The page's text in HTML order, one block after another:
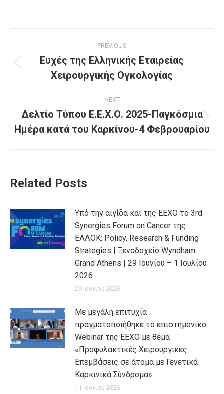
PREVIOUS
Ευχές της Ελληνικής Εταιρείας
Χειρουργικής Ογκολογίας
NEXT
Δελτίο Τύπου Ε.Ε.Χ.Ο. 2025-Παγκόσμια
Ημέρα κατά του Καρκίνου-4 Φεβρουαρίου
Related Posts
Υπό την αιγίδα και της ΕΕΧΟ το 3rd
Synergies Forum on Cancer της
ΕΛΛΟΚ: Policy, Research & Funding
Strategies | Ξενοδοχείο Wyndham
Grand Athens | 29 Ιουνίου – 1 Ιουλίου
2026
29 Ιουνίου 2026
Με μεγάλη επιτυχία
πραγματοποιήθηκε το επιστημονικό
Webinar της ΕΕΧΟ με θέμα
«Προφυλακτικές Χειρουργικές
Επεμβάσεις σε άτομα με Γενετικά
Καρκινικά Σύνδρομα»
11 Ιουνίου 2026